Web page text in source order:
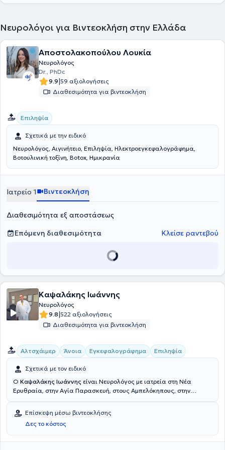
Νευρολόγοι για Βιντεοκλήση στην Ελλάδα
Αποστολακοπούλου Λουκία
Νευρολόγος
Dr., PhDc
9.9|59 αξιολογήσεις
Διαθεσιμότητα για βιντεοκλήση
Επιληψία
Σχετικά με την ειδικό
Νευρολόγος, Αιγινήτειο, Επιληψία, Ηλεκτροεγκεφαλογράφημα,
Bοτουλινική τοξίνη, Botox, Ημικρανία
Ιατρείο 1 Βιντεοκλήση
Διαθεσιμότητα εξ αποστάσεως
Επόμενη διαθεσιμότητα
Κλείσε ραντεβού
Καψαλάκης Ιωάννης
Νευρολόγος
9.8|522 αξιολογήσεις
Διαθεσιμότητα για βιντεοκλήση
Αλτσχάιμερ Άνοια Εγκεφαλογράφημα Επιληψία
Σχετικά με τον ειδικό
O Καψαλάκης Ιωάννης είναι Νευρολόγος με ιατρεία στη Νέα
Ερυθραία, στην Αγία Παρασκευή, στους Αμπελόκηπους, στην
κατέχει πτυχίο από την Ιατρική Σχολή του Εθνικού και
Καποδιστριακού Πανεπιστημίου Αθηνών και είναι εξειδικευμένος
στη Νευρολογία στο Γενικό Νοσοκομείο Αθηνών "Γ. Γεννηματάς". Ο
γιατρός διαθέτει ιδιαίτερη εμπειρία στο ηλεκτροεγκεφαλογράφημα
Επίσκεψη μέσω βιντεοκλήσης
Δες το κόστος